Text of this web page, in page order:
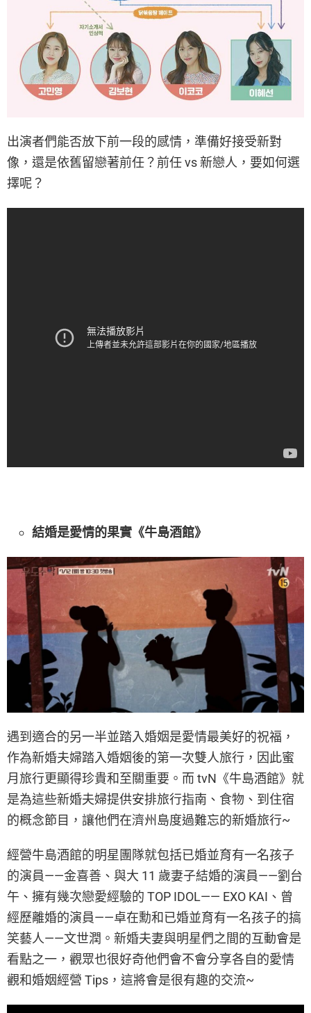
出演者們能否放下前一段的感情，準備好接受新對
像，還是依舊留戀著前任？前任 vs 新戀人，要如何選
擇呢？
結婚是愛情的果實《牛島酒館》
遇到適合的另一半並踏入婚姻是愛情最美好的祝福，
作為新婚夫婦踏入婚姻後的第一次雙人旅行，因此蜜
月旅行更顯得珍貴和至關重要。而 tvN《牛島酒館》就
是為這些新婚夫婦提供安排旅行指南、食物、到住宿
的概念節目，讓他們在濟州島度過難忘的新婚旅行~
經營牛島酒館的明星團隊就包括已婚並育有一名孩子
的演員——金喜善、與大 11 歲妻子結婚的演員——劉台
午、擁有幾次戀愛經驗的 TOP IDOL—— EXO KAI、曾
經歷離婚的演員——卓在勳和已婚並育有一名孩子的搞
笑藝人——文世潤。新婚夫妻與明星們之間的互動會是
看點之一，觀眾也很好奇他們會不會分享各自的愛情
觀和婚姻經營 Tips，這將會是很有趣的交流~